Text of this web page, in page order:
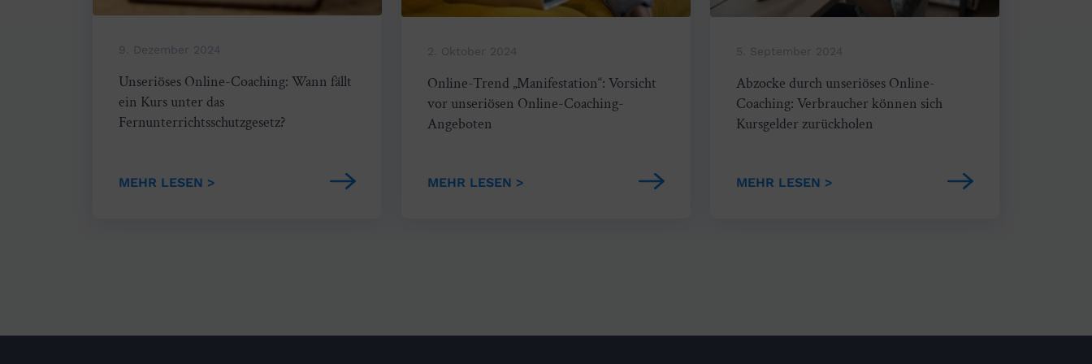
9. Dezember 2024
Unseriöses Online-Coaching: Wann fällt
ein Kurs unter das
Fernunterrichtsschutzgesetz?
MEHR LESEN >
2. Oktober 2024
Online-Trend „Manifestation“: Vorsicht
vor unseriösen Online-Coaching-
Angeboten
MEHR LESEN >
5. September 2024
Abzocke durch unseriöses Online-
Coaching: Verbraucher können sich
Kursgelder zurückholen
MEHR LESEN >